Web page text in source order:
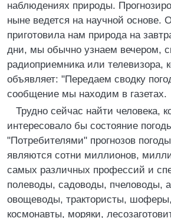
наблюдениях природы.
ныне ведется на научной основе.
приготовила нам природа на
дни, мы обычно узнаем вечером,
радиоприемника или телевизора,
объявляет: "Передаем сводку
сообщение мы находим в газетах.
Трудно сейчас найти человека,
интересовало бы состояние
"Потребителями" прогнозов
являются сотни миллионов,
самых различных профессий и
полеводы, садоводы, пчеловоды,
овощеводы, трактористы, шоферы,
космонавты, моряки,